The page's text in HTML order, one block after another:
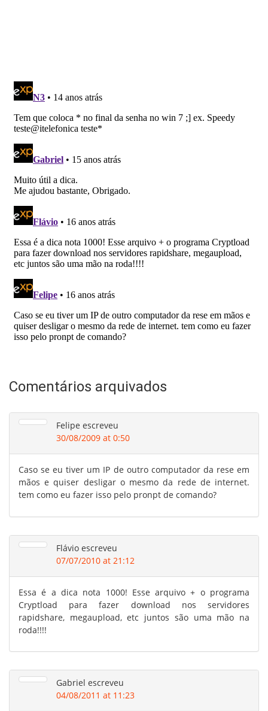
Comentários arquivados
Felipe escreveu
30/08/2009 at 0:50
Caso se eu tiver um IP de outro computador da rese em
mãos e quiser desligar o mesmo da rede de internet.
tem como eu fazer isso pelo pronpt de comando?
Flávio escreveu
07/07/2010 at 21:12
Essa é a dica nota 1000! Esse arquivo + o programa
Cryptload para fazer download nos servidores
rapidshare, megaupload, etc juntos são uma mão na
roda!!!!
Gabriel escreveu
04/08/2011 at 11:23